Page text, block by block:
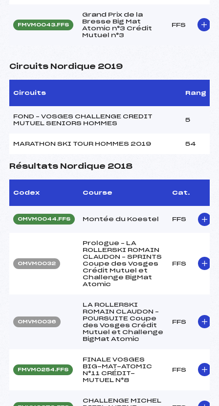
FMVM0043.FFS
Grand Prix de la
Bresse Big Mat
Atomic n°3 Crédit
Mutuel n°3
FFS
Circuits Nordique 2019
Circuits Rang
FOND – VOSGES CHALLENGE CREDIT
MUTUEL SENIORS HOMMES
5
MARATHON SKI TOUR HOMMES 2019 54
Résultats Nordique 2018
Codex Course Cat.
OMVM0044.FFS Montée du Koestel FFS
OMVM0032
Prologue – LA
ROLLERSKI ROMAIN
CLAUDON – SPRINTS
Coupe des Vosges
Crédit Mutuel et
Challenge BigMat
Atomic
FFS
OMVM0036
LA ROLLERSKI
ROMAIN CLAUDON –
POURSUITE Coupe
des Vosges Crédit
Mutuel et Challenge
BigMat Atomic
FFS
FMVM0254.FFS
FINALE VOSGES
BIG-MAT-ATOMIC
N°11 CRÉDIT-
MUTUEL N°8
FFS
CHALLENGE MICHEL